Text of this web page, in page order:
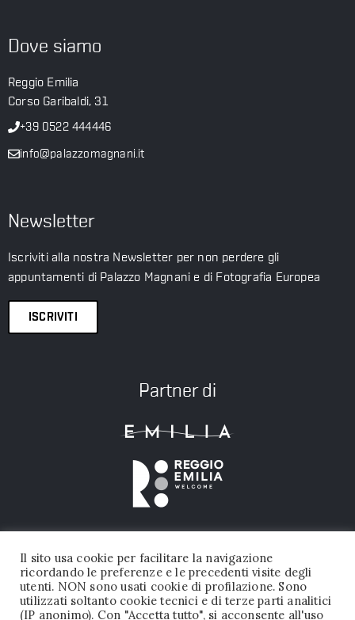
Dove siamo
Reggio Emilia
Corso Garibaldi, 31
+39 0522 444446
info@palazzomagnani.it
Newsletter
Iscriviti alla nostra Newsletter per non perdere gli
appuntamenti di Palazzo Magnani e di Fotografia Europea
ISCRIVITI
Partner di
Il sito usa cookie per facilitare la navigazione
ricordando le preferenze e le precedenti visite degli
utenti. NON sono usati cookie di profilazione. Sono
utilizzati soltanto cookie tecnici e di terze parti analitici
(IP anonimo). Con "Accetta tutto", si acconsente all'uso